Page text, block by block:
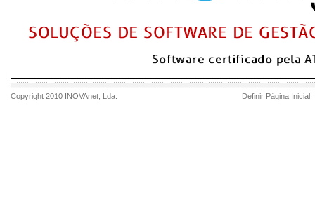
Copyright 2010 INOVAnet , Lda. Definir Página Inicial